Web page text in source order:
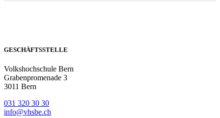
GESCHÄFTSSTELLE
Volkshochschule Bern
Grabenpromenade 3
3011 Bern
031 320 30 30
info@vhsbe.ch